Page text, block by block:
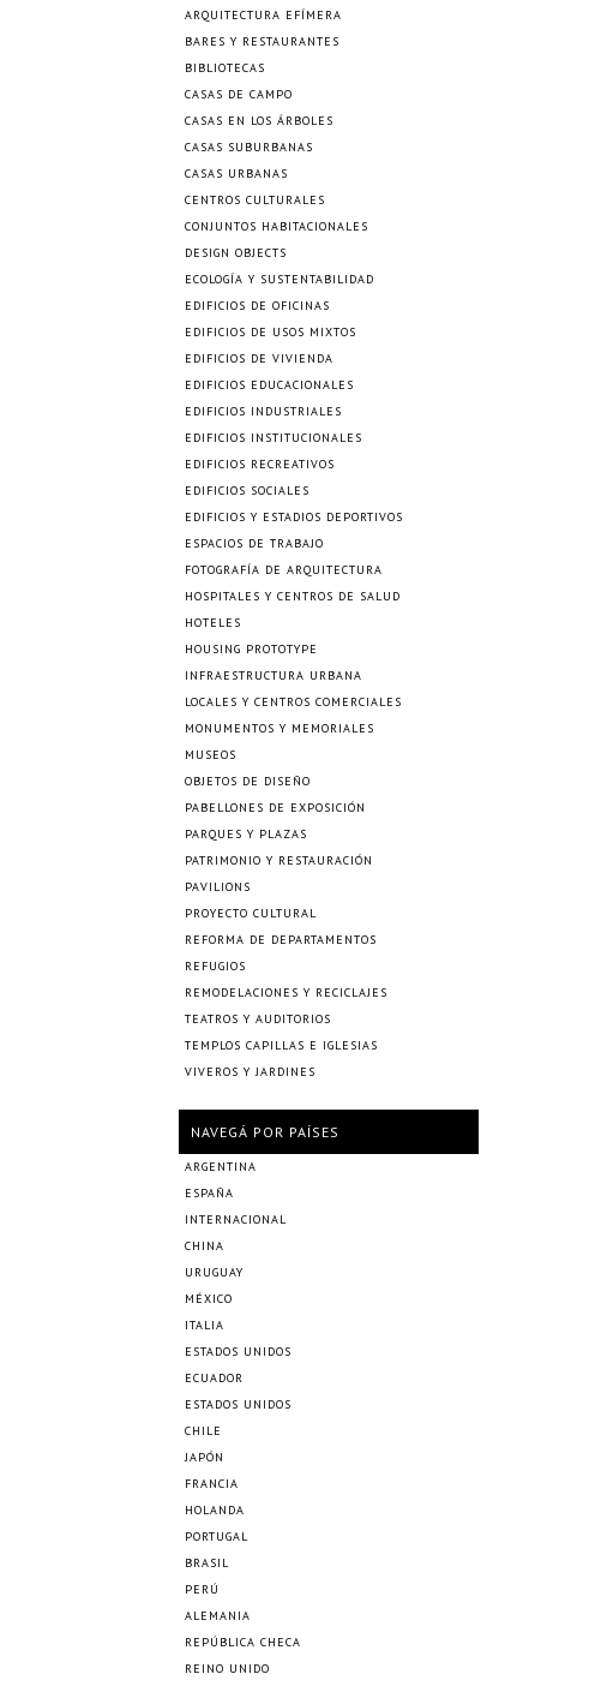
ARQUITECTURA EFÍMERA
BARES Y RESTAURANTES
BIBLIOTECAS
CASAS DE CAMPO
CASAS EN LOS ÁRBOLES
CASAS SUBURBANAS
CASAS URBANAS
CENTROS CULTURALES
CONJUNTOS HABITACIONALES
DESIGN OBJECTS
ECOLOGÍA Y SUSTENTABILIDAD
EDIFICIOS DE OFICINAS
EDIFICIOS DE USOS MIXTOS
EDIFICIOS DE VIVIENDA
EDIFICIOS EDUCACIONALES
EDIFICIOS INDUSTRIALES
EDIFICIOS INSTITUCIONALES
EDIFICIOS RECREATIVOS
EDIFICIOS SOCIALES
EDIFICIOS Y ESTADIOS DEPORTIVOS
ESPACIOS DE TRABAJO
FOTOGRAFÍA DE ARQUITECTURA
HOSPITALES Y CENTROS DE SALUD
HOTELES
HOUSING PROTOTYPE
INFRAESTRUCTURA URBANA
LOCALES Y CENTROS COMERCIALES
MONUMENTOS Y MEMORIALES
MUSEOS
OBJETOS DE DISEÑO
PABELLONES DE EXPOSICIÓN
PARQUES Y PLAZAS
PATRIMONIO Y RESTAURACIÓN
PAVILIONS
PROYECTO CULTURAL
REFORMA DE DEPARTAMENTOS
REFUGIOS
REMODELACIONES Y RECICLAJES
TEATROS Y AUDITORIOS
TEMPLOS CAPILLAS E IGLESIAS
VIVEROS Y JARDINES
NAVEGÁ POR PAÍSES
ARGENTINA
ESPAÑA
INTERNACIONAL
CHINA
URUGUAY
MÉXICO
ITALIA
ESTADOS UNIDOS
ECUADOR
ESTADOS UNIDOS
CHILE
JAPÓN
FRANCIA
HOLANDA
PORTUGAL
BRASIL
PERÚ
ALEMANIA
REPÚBLICA CHECA
REINO UNIDO